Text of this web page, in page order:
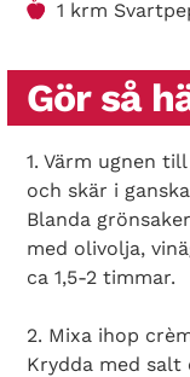
Search Diabetes
1 krm
Gör så
1. Värm ugnen
och skär i
Blanda
med olivolja,
ca 1,5-2 timmar.
2. Mixa ihop
Krydda med salt